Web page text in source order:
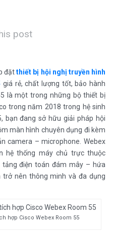
post
đặtthiết bị hội nghị truyền hình
giá rẻ, chất lượng tốt, bảo hành
là một trong những bộ thiết bị
trong năm 2018 trong hệ sinh
bạn đang sở hữu giải pháp hội
màn hình chuyên dụng đi kèm
camera – microphone. Webex
hệ thống máy chủ trực thuộc
tảng điện toán đám mây – hứa
trở nên thông minh và đa dụng
hợp Cisco Webex Room 55